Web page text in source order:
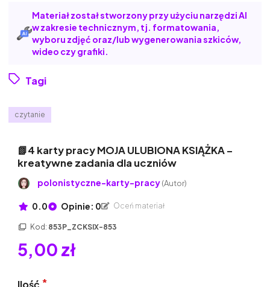
Materiał został stworzony przy użyciu narzędzi AI
w zakresie technicznym, tj. formatowania,
wyboru zdjęć oraz/lub wygenerowania szkiców,
wideo czy grafiki.
Tagi
czytanie
📗4 karty pracy MOJA ULUBIONA KSIĄŻKA –
kreatywne zadania dla uczniów
polonistyczne-karty-pracy(Autor)
0.0 Opinie: 0 Oceń materiał
Kod: 853P_ZCKSIX-853
5,00 zł
Ilość